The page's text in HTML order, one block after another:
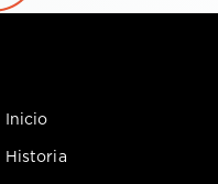
Inicio
Historia